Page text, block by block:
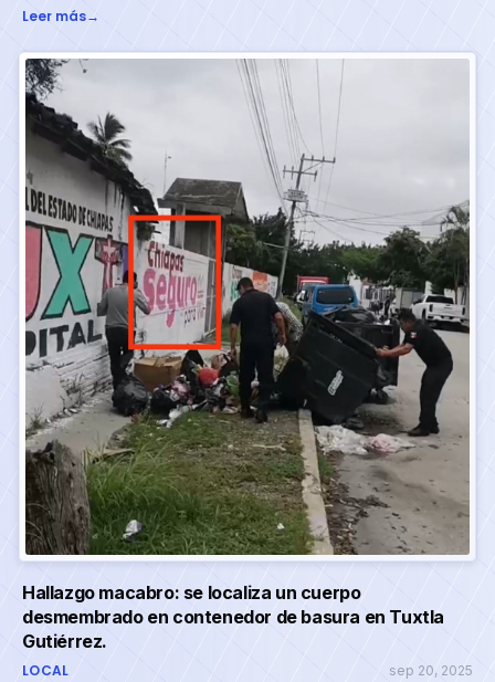
Leer más→
Hallazgo macabro: se localiza un cuerpo
desmembrado en contenedor de basura en Tuxtla
Gutiérrez.
LOCAL sep 20, 2025